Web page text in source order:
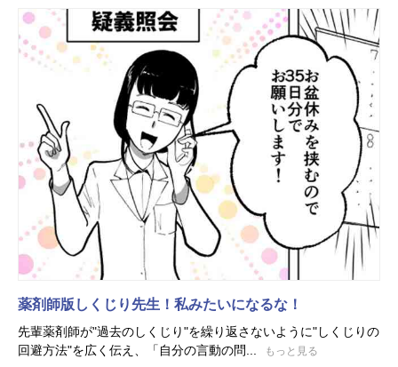
薬剤師版しくじり先生！私みたいになるな！
先輩薬剤師が"過去のしくじり"を繰り返さないように"しくじりの
回避方法"を広く伝え、「自分の言動の問...
もっと見る